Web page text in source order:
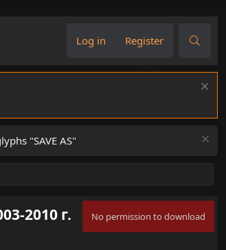
Log in Register
"SAVE AS"
2010 г.
No permission to download